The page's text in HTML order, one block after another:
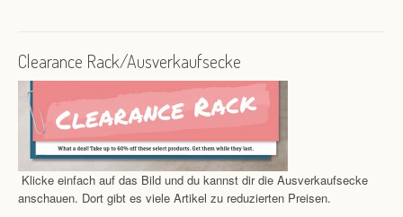
Clearance Rack/Ausverkaufsecke
Klicke einfach auf das Bild und du kannst dir die Ausverkaufsecke
anschauen. Dort gibt es viele Artikel zu reduzierten Preisen.